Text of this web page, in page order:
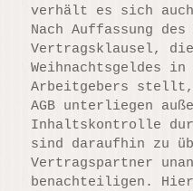
verhält es sich
Nach Auffassung
Vertragsklausel,
Weihnachtsgeldes in
Arbeitgebers
AGB unterliegen
Inhaltskontrolle
sind daraufhin zu
Vertragspartner
benachteiligen.